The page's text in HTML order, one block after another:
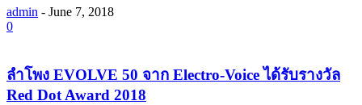
admin - June 7, 2018
0
ลำโพง EVOLVE 50 จาก Electro-Voice ได้รับรางวัล
Red Dot Award 2018